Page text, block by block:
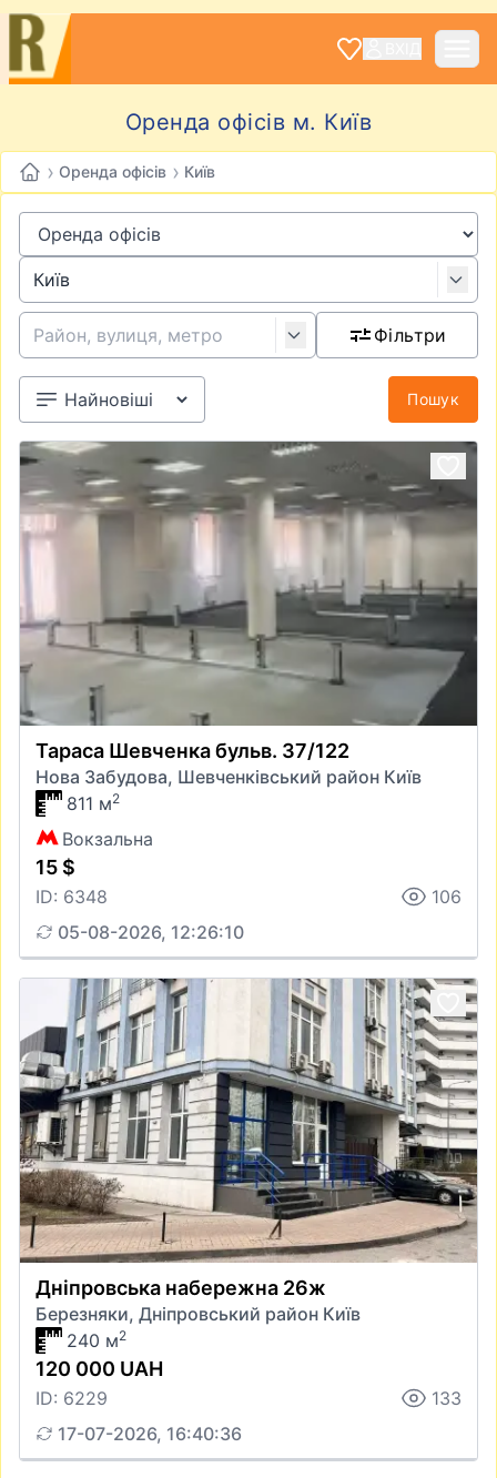
Оренда офісів м. Київ
› Оренда офісів › Київ
Фільтри
Пошук
Тараса Шевченка бульв. 37/122
Нова Забудова, Шевченківський район Київ
811 м2
Вокзальна
15 $
ID: 6348
106
05-08-2026, 12:26:10
Дніпровська набережна 26ж
Березняки, Дніпровський район Київ
240 м2
120 000 UAH
ID: 6229
133
17-07-2026, 16:40:36